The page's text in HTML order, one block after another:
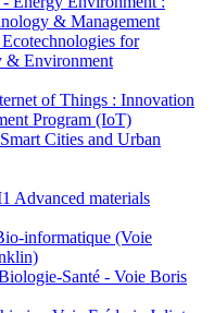
& Management
for
& Environment
of Things : Innovation
Program (IoT)
Cities and Urban
Advanced materials
informatique (Voie
Santé - Voie Boris